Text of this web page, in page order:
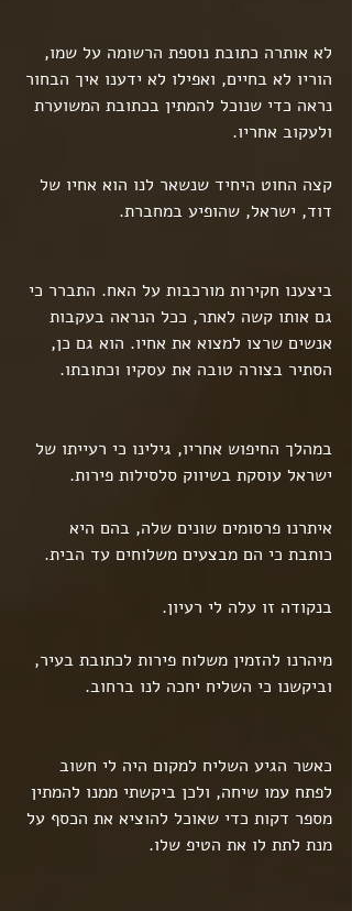
לא אותרה כתובת נוספת הרשומה על שמו,
הוריו לא בחיים, ואפילו לא ידענו איך הבחור
נראה כדי שנוכל להמתין בכתובת המשוערת
ולעקוב אחריו.
קצה החוט היחיד שנשאר לנו הוא אחיו של
דוד, ישראל, שהופיע במחברת.
ביצענו חקירות מורכבות על האח. התברר כי
גם אותו קשה לאתר, ככל הנראה בעקבות
אנשים שרצו למצוא את אחיו. הוא גם כן,
הסתיר בצורה טובה את עסקיו וכתובתו.
במהלך החיפוש אחריו, גילינו כי רעייתו של
ישראל עוסקת בשיווק סלסילות פירות.
איתרנו פרסומים שונים שלה, בהם היא
כותבת כי הם מבצעים משלוחים עד הבית.
בנקודה זו עלה לי רעיון.
מיהרנו להזמין משלוח פירות לכתובת בעיר,
וביקשנו כי השליח יחכה לנו ברחוב.
כאשר הגיע השליח למקום היה לי חשוב
לפתח עמו שיחה, ולכן ביקשתי ממנו להמתין
מספר דקות כדי שאוכל להוציא את הכסף על
מנת לתת לו את הטיפ שלו.